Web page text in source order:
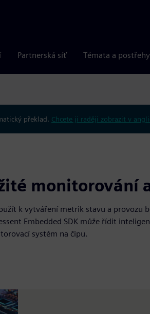
Partnerská síť Témata a postřehy
překlad. Chcete ji raději zobrazit v
monitorování
k vytváření metrik stavu a provozu
Embedded SDK může řídit
systém na čipu.